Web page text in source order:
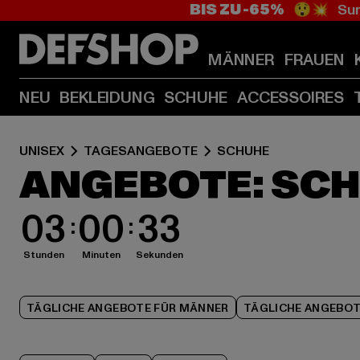
BIS ZU -65% 😲💥
MÄNNER FRAUEN
NEU BEKLEIDUNG SCHUHE ACCESSOIRES
UNISEX TAGESANGEBOTE SCHUHE
ANGEBOTE:
03
Stunden 00
Minuten 32
Sekunden
TÄGLICHE ANGEBOTE FÜR MÄNNER TÄGLICHE